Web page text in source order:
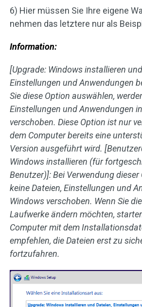
6) Hier müssen Sie Ihre eigene
nehmen das letztere nur als
Information:
[Upgrade: Windows installieren
Einstellungen und Anwendungen
Sie diese Option auswählen,
Einstellungen und Anwendungen
verschoben. Diese Option ist nur
dem Computer bereits eine
Version ausgeführt wird.
Windows installieren (für
Benutzer)]: Bei Verwendung dieser
keine Dateien, Einstellungen und
Windows verschoben. Wenn Sie
Laufwerke ändern möchten,
Computer mit dem
empfehlen, die Dateien erst zu
fortzufahren.